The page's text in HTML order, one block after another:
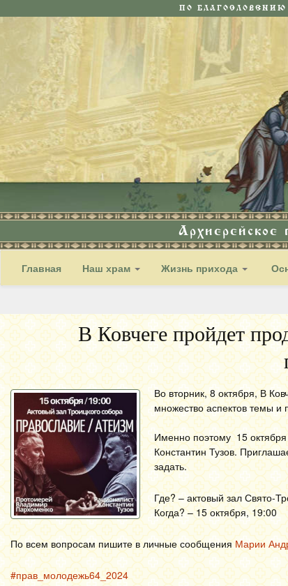
ПО
Главная Наш храм Жизнь прихода
В Ковчеге пройдет
Во вторник, 8 октября, В
множество аспектов темы
Именно поэтому 15
Константин Тузов.
задать.
Где? – актовый зал Свято-
Когда? – 15 октября, 19:00
По всем вопросам пишите в личные сообщения Марии
#прав_молодежь64_2024